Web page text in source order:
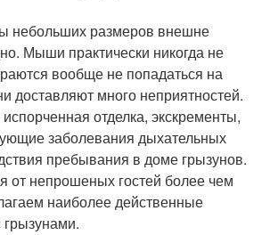
небольших размеров внешне
Мыши практически никогда не
вообще не попадаться на
доставляют много неприятностей.
отделка, экскременты,
заболевания дыхательных
пребывания в доме грызунов.
от непрошеных гостей более чем
наиболее действенные